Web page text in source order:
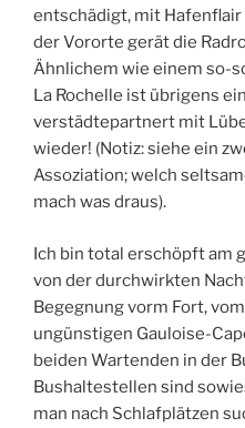
entschädigt, mit
der Vororte gerät die
Ähnlichem wie einem so-
La Rochelle ist übrigens
verstädtepartnert mit
wieder! (Notiz: siehe ein
Assoziation; welch
mach was draus).
Ich bin total erschöpft am
von der durchwirkten
Begegnung vorm Fort,
ungünstigen Gauloise-
beiden Wartenden in der
Bushaltestellen sind
man nach Schlafplätzen